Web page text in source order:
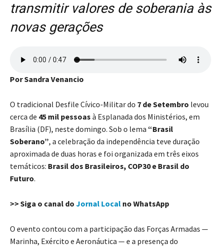
transmitir valores de soberania às
novas gerações
Por Sandra Venancio
O tradicional Desfile Cívico-Militar do 7 de Setembro levou
cerca de 45 mil pessoas à Esplanada dos Ministérios, em
Brasília (DF), neste domingo. Sob o lema “Brasil
Soberano”, a celebração da independência teve duração
aproximada de duas horas e foi organizada em três eixos
temáticos: Brasil dos Brasileiros, COP30 e Brasil do
Futuro.
>> Siga o canal do Jornal Local no WhatsApp
O evento contou com a participação das Forças Armadas —
Marinha, Exército e Aeronáutica — e a presença do